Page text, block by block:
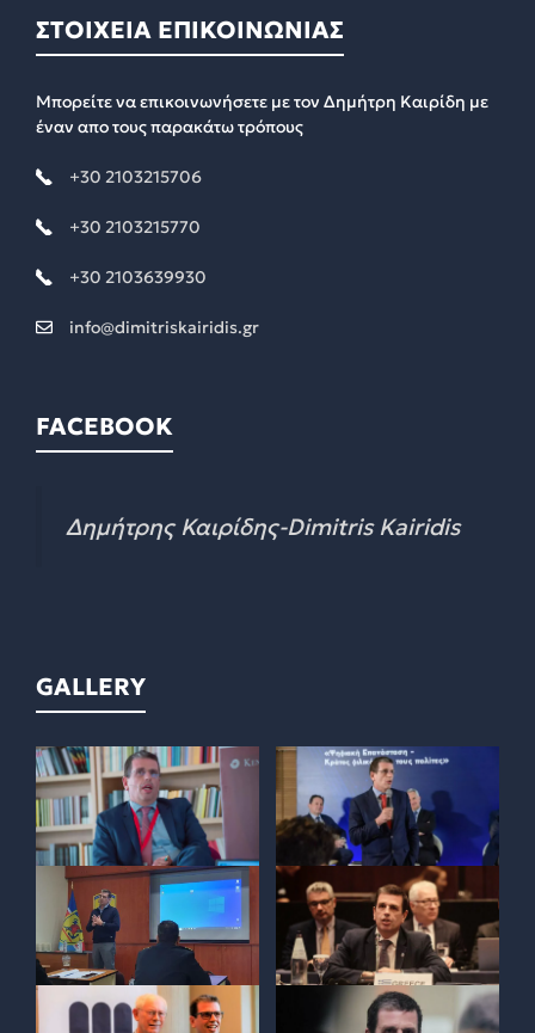
ΣΤΟΙΧΕΙΑ ΕΠΙΚΟΙΝΩΝΙΑΣ
Μπορείτε να επικοινωνήσετε με τον Δημήτρη Καιρίδη με
έναν απο τους παρακάτω τρόπους
+30 2103215706
+30 2103215770
+30 2103639930
info@dimitriskairidis.gr
FACEBOOK
Δημήτρης Καιρίδης-Dimitris Kairidis
GALLERY